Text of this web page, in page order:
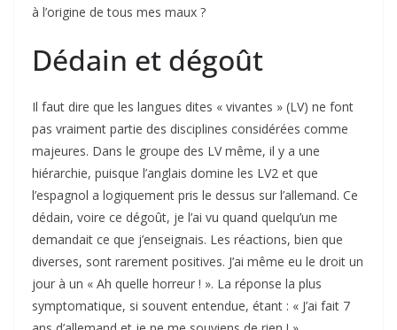
à l’origine de tous mes maux ?
Dédain et dégoût
Il faut dire que les langues dites « vivantes » (LV) ne font
pas vraiment partie des disciplines considérées comme
majeures. Dans le groupe des LV même, il y a une
hiérarchie, puisque l’anglais domine les LV2 et que
l’espagnol a logiquement pris le dessus sur l’allemand. Ce
dédain, voire ce dégoût, je l’ai vu quand quelqu’un me
demandait ce que j’enseignais. Les réactions, bien que
diverses, sont rarement positives. J’ai même eu le droit un
jour à un « Ah quelle horreur ! ». La réponse la plus
symptomatique, si souvent entendue, étant : « J’ai fait 7